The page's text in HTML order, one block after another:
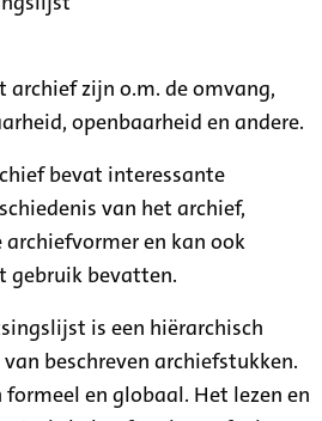
archief zijn o.m. de omvang,
openbaarheid en andere.
bevat interessante
van het archief,
en kan ook
gebruik bevatten.
is een hiërarchisch
beschreven archiefstukken.
en globaal. Het lezen en